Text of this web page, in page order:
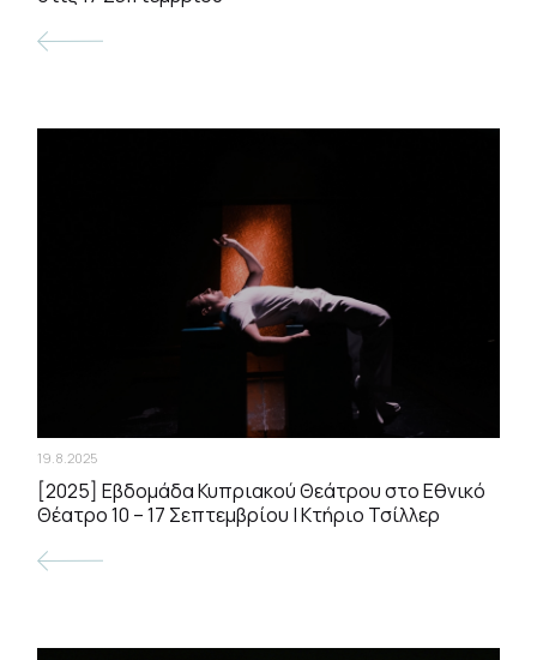
19.8.2025
[2025] Εβδομάδα Κυπριακού Θεάτρου στο Εθνικό
Θέατρο 10 – 17 Σεπτεμβρίου | Κτήριο Τσίλλερ